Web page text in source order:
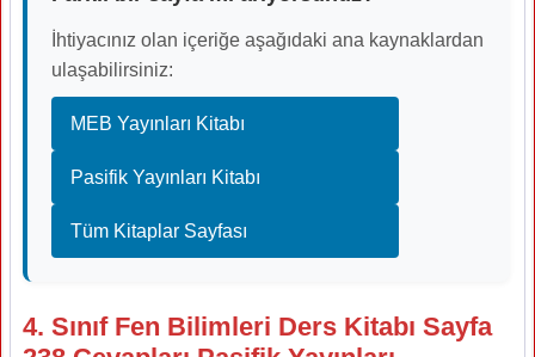
İhtiyacınız olan içeriğe aşağıdaki ana kaynaklardan
ulaşabilirsiniz:
MEB Yayınları Kitabı
Pasifik Yayınları Kitabı
Tüm Kitaplar Sayfası
4. Sınıf Fen Bilimleri Ders Kitabı Sayfa